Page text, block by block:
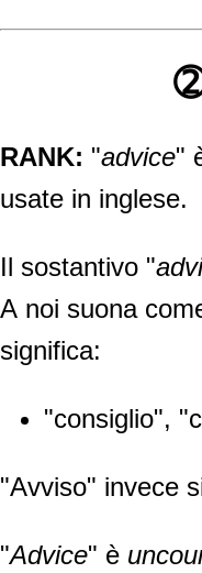
➁
RANK: "advice"
usate in inglese.
Il sostantivo "
A noi suona
significa:
"consiglio",
"Avviso" invece
"Advice" è